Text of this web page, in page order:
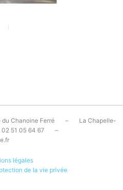
Chanoine Ferré – La Chapelle-
02 51 05 64 67 –
légales
de la vie privée